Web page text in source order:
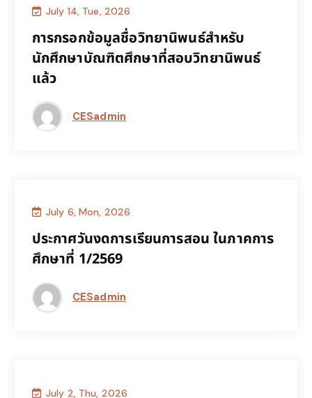
July 14, Tue, 2026
การกรอกข้อมูลชื่อวิทยานิพนธ์สำหรับ
นักศึกษาบัณฑิตศึกษาที่สอบวิทยานิพนธ์
แล้ว
CESadmin
การกรอกข้อมูลชื่อวิทยานิพนธ์สำหรับ
นักศึกษาบัณฑิตศึกษาที่สอบวิทยานิพนธ์
July 6, Mon, 2026
ประกาศวันงดการเรียนการสอน ในภาคการ
ศึกษาที่ 1/2569
CESadmin
ประกาศวันงดการเรียนการสอน ในภาคการ
July 2, Thu, 2026